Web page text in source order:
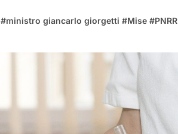
#ministro giancarlo giorgetti #Mise #PNRR